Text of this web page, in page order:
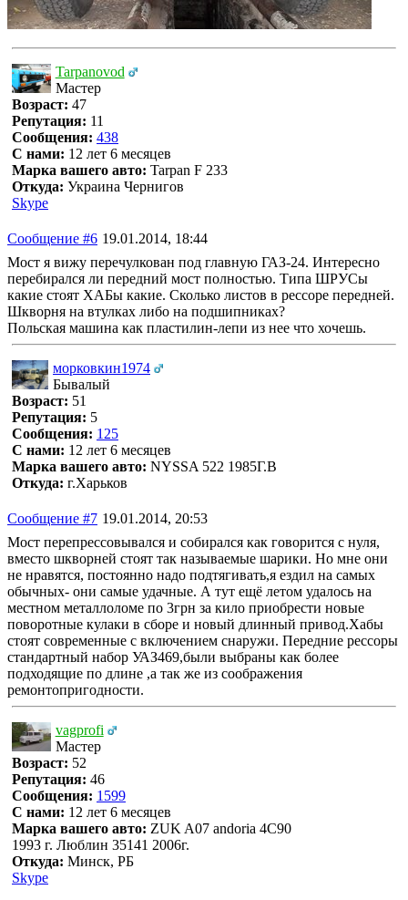
Tarpanovod
Мастер
Возраст: 47
Репутация: 11
Сообщения: 438
С нами: 12 лет 6 месяцев
Марка вашего авто: Tarpan F 233
Откуда: Украина Чернигов
Skype
Сообщение #6 19.01.2014, 18:44
Мост я вижу перечулкован под главную ГАЗ-24. Интересно
перебирался ли передний мост полностью. Типа ШРУСы
какие стоят ХАБы какие. Сколько листов в рессоре передней.
Шкворня на втулках либо на подшипниках?
Польская машина как пластилин-лепи из нее что хочешь.
морковкин1974
Бывалый
Возраст: 51
Репутация: 5
Сообщения: 125
С нами: 12 лет 6 месяцев
Марка вашего авто: NYSSA 522 1985Г.В
Откуда: г.Харьков
Сообщение #7 19.01.2014, 20:53
Мост перепрессовывался и собирался как говорится с нуля,
вместо шкворней стоят так называемые шарики. Но мне они
не нравятся, постоянно надо подтягивать,я ездил на самых
обычных- они самые удачные. А тут ещё летом удалось на
местном металлоломе по 3грн за кило приобрести новые
поворотные кулаки в сборе и новый длинный привод.Хабы
стоят современные с включением снаружи. Передние рессоры
стандартный набор УАЗ469,были выбраны как более
подходящие по длине ,а так же из соображения
ремонтопригодности.
vagprofi
Мастер
Возраст: 52
Репутация: 46
Сообщения: 1599
С нами: 12 лет 6 месяцев
Марка вашего авто: ZUK A07 andoria 4C90
1993 г. Люблин 35141 2006г.
Откуда: Минск, РБ
Skype